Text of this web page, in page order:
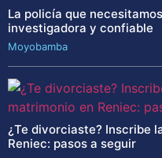
La policía que
investigadora y confiable
Moyobamba
¿Te divorciaste? Inscribe
Reniec: pasos a seguir